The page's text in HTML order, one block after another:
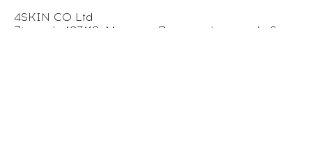
4SKIN CO Ltd
Zip code 123112, Moscow, Presnenskaya nab. 6,